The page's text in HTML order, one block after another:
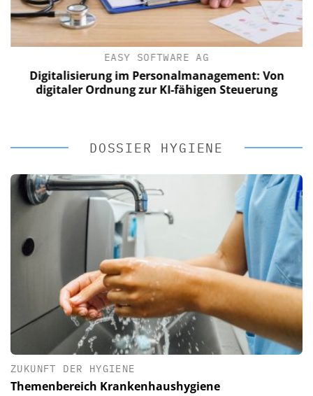
EASY SOFTWARE AG
Digitalisierung im Personalmanagement: Von
digitaler Ordnung zur KI-fähigen Steuerung
DOSSIER HYGIENE
ZUKUNFT DER HYGIENE
Themenbereich Krankenhaushygiene